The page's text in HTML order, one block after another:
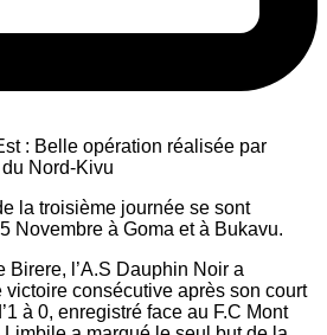
la troisième journée se sont
Novembre à Goma et à Bukavu.
Birere, l’A.S Dauphin Noir a
consécutive après son court
à 0, enregistré face au F.C Mont